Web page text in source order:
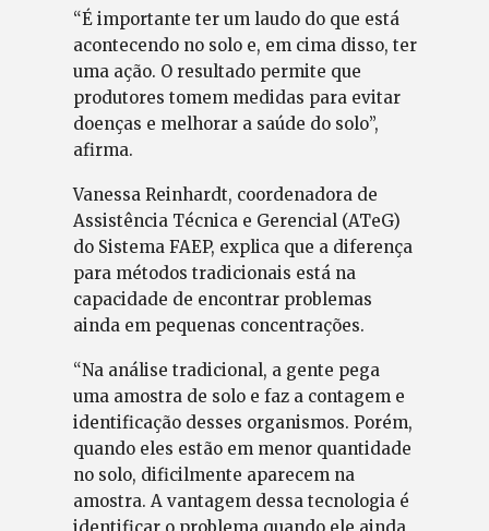
“É importante ter um laudo do que está
acontecendo no solo e, em cima disso, ter
uma ação. O resultado permite que
produtores tomem medidas para evitar
doenças e melhorar a saúde do solo”,
afirma.
Vanessa Reinhardt, coordenadora de
Assistência Técnica e Gerencial (ATeG)
do Sistema FAEP, explica que a diferença
para métodos tradicionais está na
capacidade de encontrar problemas
ainda em pequenas concentrações.
“Na análise tradicional, a gente pega
uma amostra de solo e faz a contagem e
identificação desses organismos. Porém,
quando eles estão em menor quantidade
no solo, dificilmente aparecem na
amostra. A vantagem dessa tecnologia é